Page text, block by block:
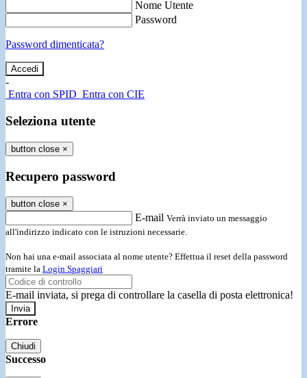
Nome Utente
Password
Password dimenticata?
-
Entra con SPID Entra con CIE
Seleziona utente
button close ×
Recupero password
button close ×
E-mail Verrà inviato un messaggio
all'indirizzo indicato con le istruzioni necessarie.
Non hai una e-mail associata al nome utente? Effettua il reset della password
tramite la Login Spaggiari
E-mail inviata, si prega di controllare la casella di posta elettronica!
Errore
Chiudi
Successo